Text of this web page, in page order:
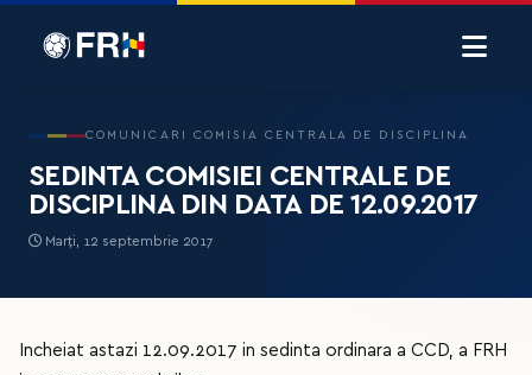
COMUNICARI COMISIA CENTRALA DE DISCIPLINA
SEDINTA COMISIEI CENTRALE DE
DISCIPLINA DIN DATA DE 12.09.2017
Marți, 12 septembrie 2017
Incheiat astazi 12.09.2017 in sedinta ordinara a CCD, a FRH